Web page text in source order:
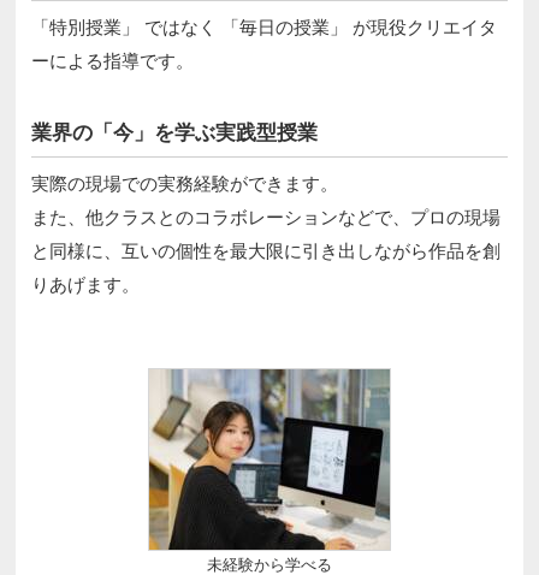
「特別授業」 ではなく 「毎日の授業」 が現役クリエイタ
ーによる指導です。
業界の「今」を学ぶ実践型授業
実際の現場での実務経験ができます。
また、他クラスとのコラボレーションなどで、プロの現場
と同様に、互いの個性を最大限に引き出しながら作品を創
りあげます。
未経験から学べる